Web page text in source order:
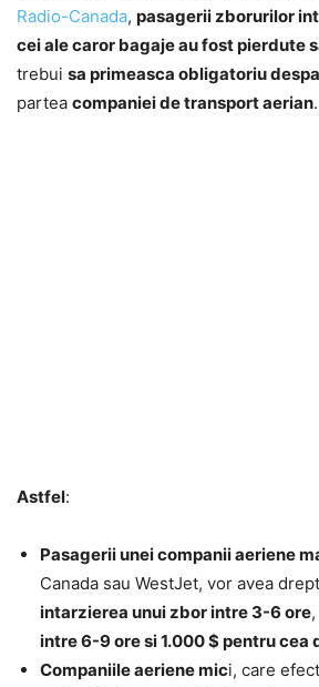
Radio-Canada, pasagerii zborurilor
cei ale caror bagaje au fost pierdute
trebui sa primeasca obligatoriu
partea companiei de transport aerian.
Astfel:
Pasagerii unei companii aeriene
Canada sau WestJet, vor avea
intarzierea unui zbor intre 3-6 ore,
intre 6-9 ore si1.000 $pentru cea
Companiile aeriene mici, care